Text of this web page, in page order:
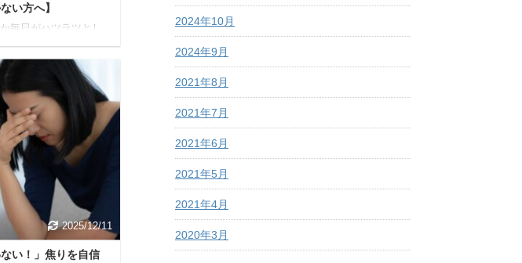
い方へ】
毎日がハツラツとし
「健やかな体を目
続かない…」 もし、
を感じているな
かもしれません。
ずのうちに溜め込ん
し、体本来の調子を
素ドリンク」が大き
市場には様々な酵素
の中でも特に話題
酵素です。 でも
2025/12/11
い！」焦りを自信
2024年10月
2024年9月
2021年8月
2021年7月
2021年6月
2021年5月
2021年4月
2020年3月